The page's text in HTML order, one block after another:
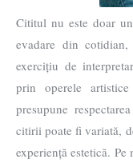
Cititul nu este doar
evadare din
exercițiu de
prin operele
presupune
citirii poate fi variată,
experiență estetică.